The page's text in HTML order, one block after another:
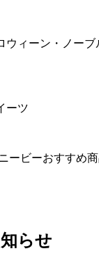
ウィーン・ノーブ
ーツ
ービーおすすめ
らせ